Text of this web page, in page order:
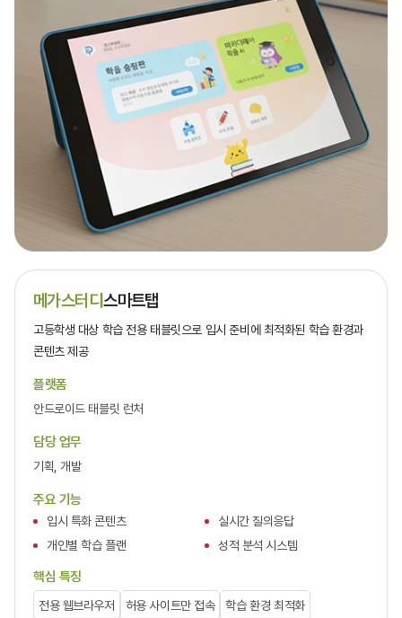
메가스터디스마트탭
고등학생 대상 학습 전용 태블릿으로 입시 준비에 최적화된 학습 환경과
콘텐츠 제공
플랫폼
안드로이드 태블릿 런처
담당 업무
기획, 개발
주요 기능
입시 특화 콘텐츠
실시간 질의응답
개인별 학습 플랜
성적 분석 시스템
핵심 특징
전용 웹브라우저 허용 사이트만 접속 학습 환경 최적화